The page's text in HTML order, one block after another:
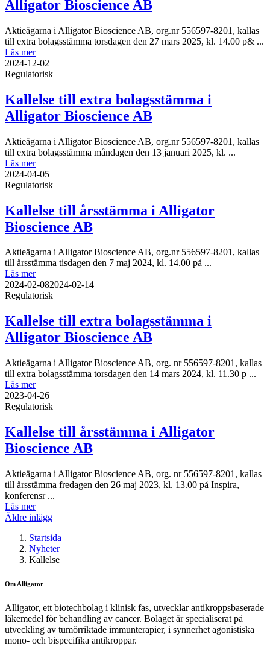
Alligator Bioscience AB
Aktieägarna i Alligator Bioscience AB, org.nr 556597-8201, kallas
till extra bolagsstämma torsdagen den 27 mars 2025, kl. 14.00 p& ...
Läs mer
2024-12-02
Regulatorisk
Kallelse till extra bolagsstämma i
Alligator Bioscience AB
Aktieägarna i Alligator Bioscience AB, org.nr 556597-8201, kallas
till extra bolagsstämma måndagen den 13 januari 2025, kl. ...
Läs mer
2024-04-05
Regulatorisk
Kallelse till årsstämma i Alligator
Bioscience AB
Aktieägarna i Alligator Bioscience AB, org.nr 556597-8201, kallas
till årsstämma tisdagen den 7 maj 2024, kl. 14.00 på ...
Läs mer
2024-02-082024-02-14
Regulatorisk
Kallelse till extra bolagsstämma i
Alligator Bioscience AB
Aktieägarna i Alligator Bioscience AB, org. nr 556597-8201, kallas
till extra bolagsstämma torsdagen den 14 mars 2024, kl. 11.30 p ...
Läs mer
2023-04-26
Regulatorisk
Kallelse till årsstämma i Alligator
Bioscience AB
Aktieägarna i Alligator Bioscience AB, org. nr 556597-8201, kallas
till årsstämma fredagen den 26 maj 2023, kl. 13.00 på Inspira,
konferensr ...
Läs mer
Inläggsnavigering
Äldre inlägg
Startsida
Nyheter
Kallelse
Om Alligator
Alligator, ett biotechbolag i klinisk fas, utvecklar antikroppsbaserade
läkemedel för behandling av cancer. Bolaget är specialiserat på
utveckling av tumörriktade immunterapier, i synnerhet agonistiska
mono- och bispecifika antikroppar.